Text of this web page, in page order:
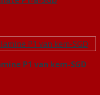
P1 van kem-SGD